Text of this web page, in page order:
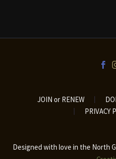
JOIN or RENEW
PRIVACY
Designed with love in the North